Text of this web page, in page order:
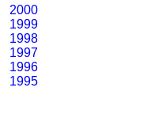
2000
1999
1998
1997
1996
1995